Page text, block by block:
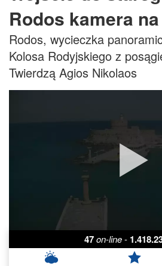
Rodos kamera
Rodos, wycieczka
Kolosa Rodyjskiego z
Twierdzą Agios Nikolaos
47 on-line -